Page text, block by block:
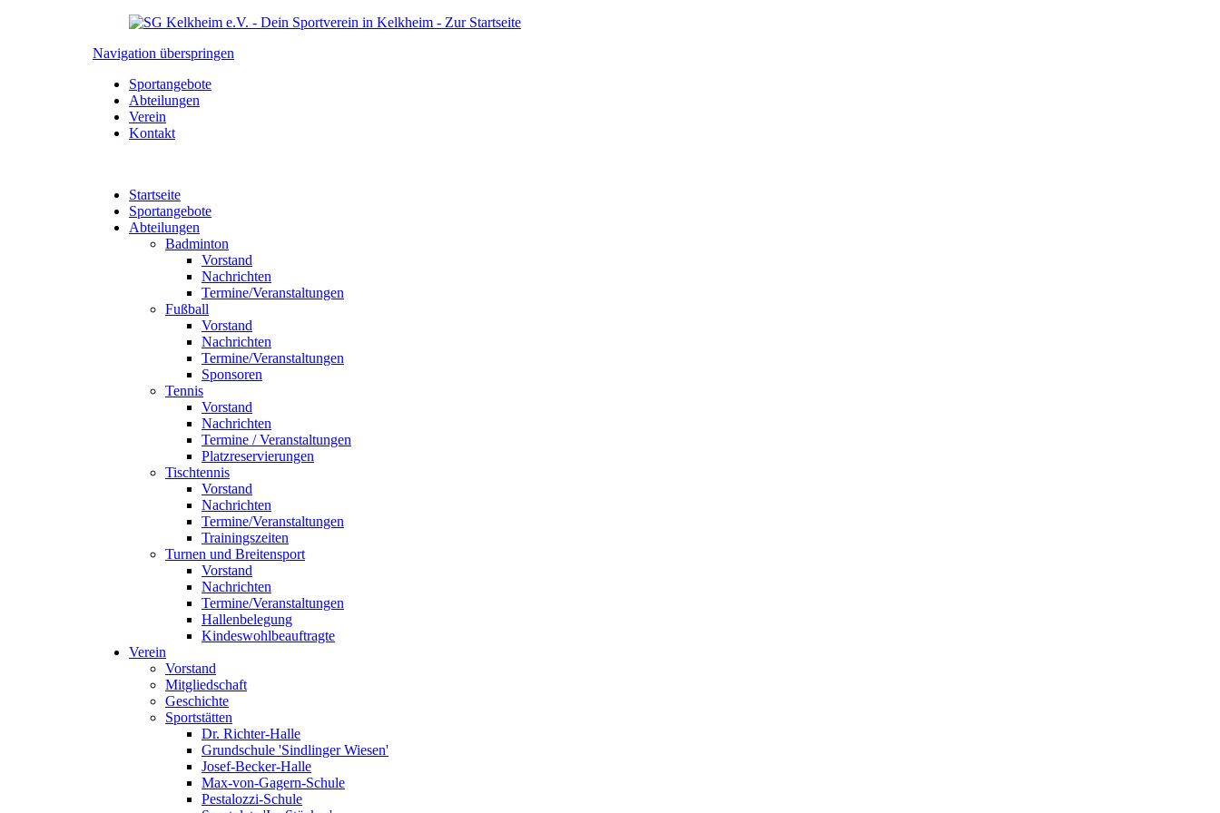
Navigation überspringen
Sportangebote
Abteilungen
Verein
Kontakt
Startseite
Sportangebote
Abteilungen
Badminton
Vorstand
Nachrichten
Termine/Veranstaltungen
Fußball
Vorstand
Nachrichten
Termine/Veranstaltungen
Sponsoren
Tennis
Vorstand
Nachrichten
Termine / Veranstaltungen
Platzreservierungen
Tischtennis
Vorstand
Nachrichten
Termine/Veranstaltungen
Trainingszeiten
Turnen und Breitensport
Vorstand
Nachrichten
Termine/Veranstaltungen
Hallenbelegung
Kindeswohlbeauftragte
Verein
Vorstand
Mitgliedschaft
Geschichte
Sportstätten
Dr. Richter-Halle
Grundschule 'Sindlinger Wiesen'
Josef-Becker-Halle
Max-von-Gagern-Schule
Pestalozzi-Schule